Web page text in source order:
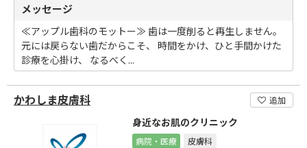
メッセージ
≪アップル歯科のモットー≫ 歯は一度削ると再生しません。
元には戻らない歯だからこそ、 時間をかけ、ひと手間かけた
診療を心掛け、 なるべく...
かわしま皮膚科 追加
身近なお肌のクリニック
病院・医療 皮膚科